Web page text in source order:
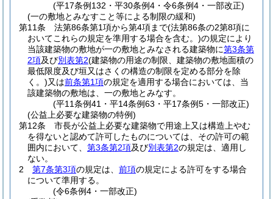
(平17条例132・平30条例4・令6条例4・一部改正)
(一の敷地とみなすこと等による制限の緩和)
第11条
法第86条第1項から第4項まで(法第86条の2第8項に
おいてこれらの規定を準用する場合を含む。)の規定により
当該建築物の敷地が一の敷地とみなされる建築物に第3条第
2項及び別表第2(建築物の用途の制限、建築物の敷地面積の
最低限度及び垣又はさくの構造の制限を定める部分を除
く。)又は前条第1項の規定を適用する場合においては、当
該建築物の敷地は、一の敷地とみなす。
(平11条例41・平14条例63・平17条例5・一部改正)
(公益上必要な建築物の特例)
第12条
市長が公益上必要な建築物で用途上又は構造上やむ
を得ないと認めて許可したものについては、その許可の範
囲内において、 第3条第2項及び別表第2の規定は、適用し
ない。
2
第7条第3項の規定は、 前項の規定による許可をする場合
について準用する。
(令6条例4・一部改正)